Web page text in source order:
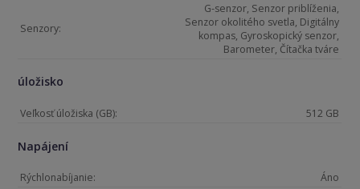
Senzory:
G-senzor, Senzor priblíženia,
Senzor okolitého svetla, Digitálny
kompas, Gyroskopický senzor,
Barometer, Čítačka tváre
úložisko
Veľkosť úložiska (GB): 512 GB
Napájení
Rýchlonabíjanie:
Áno